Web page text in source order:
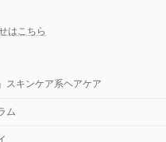
はこちら
スキンケア系ヘアケア
ム